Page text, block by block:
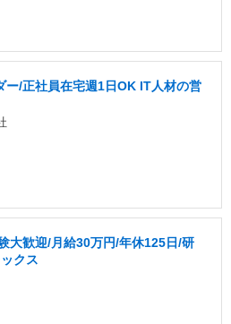
ー/正社員在宅週1日OK IT人材の営
大歓迎/月給30万円/年休125日/研
クス